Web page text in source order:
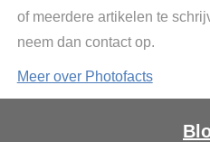
of meerdere artikelen te
neem dan contact op.
Meer over Photofacts